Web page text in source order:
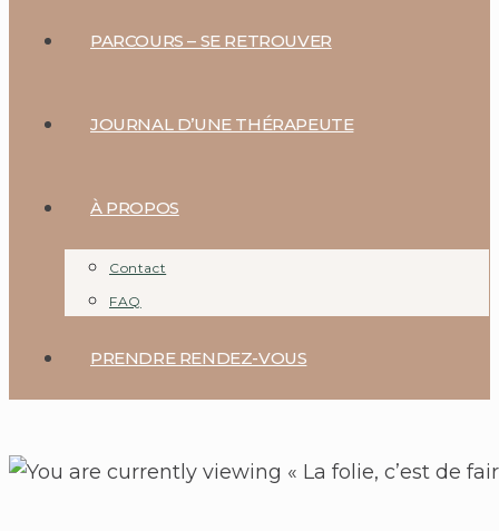
PARCOURS – SE RETROUVER
JOURNAL D’UNE THÉRAPEUTE
À PROPOS
Contact
FAQ
PRENDRE RENDEZ-VOUS